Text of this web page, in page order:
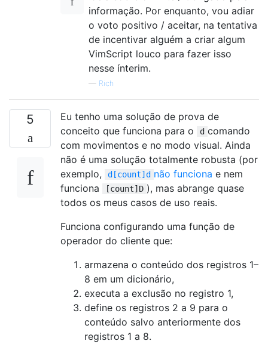
informação. Por enquanto, vou adiar
o voto positivo / aceitar, na tentativa
de incentivar alguém a criar algum
VimScript louco para fazer isso
nesse ínterim.
— Rich
5
Eu tenho uma solução de prova de
conceito que funciona para o
d comando
com movimentos e no modo visual. Ainda
não é uma solução totalmente robusta (por
exemplo,
d[count]d não funciona e nem
funciona
[count]D ), mas abrange quase
todos os meus casos de uso reais.
Funciona configurando uma função de
operador do cliente que:
armazena o conteúdo dos registros 1–
8 em um dicionário,
executa a exclusão no registro 1,
define os registros 2 a 9 para o
conteúdo salvo anteriormente dos
registros 1 a 8.